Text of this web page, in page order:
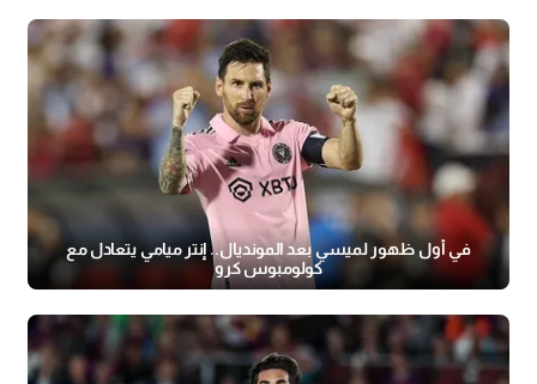
في أول ظهور لميسي بعد المونديال.. إنتر ميامي يتعادل مع
كولومبوس كرو